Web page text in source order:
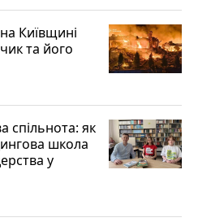
Київщині
та його
спільнота: як
школа
у